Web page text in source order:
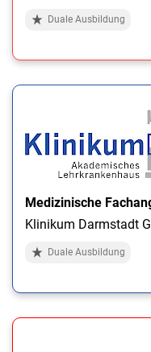
Duale Ausbildung
Medizinische
Klinikum Darmstadt
Duale Ausbildung